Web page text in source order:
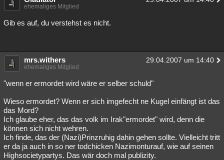
ehemaliges Mitglied
Gib es auf, du verstehst es nicht.
mrs.withers 29.04.2007 um 14:40
ehemaliges Mitglied
"wenn er ermordet wird wäre er selber schuld"
Wieso ermordet? Wenn er sich imgefecht ne Kugel einfängt ist das
das Mord?
Ich glaube eher, das das volk im Irak"ermordet" wird, denn die
können sich nicht wehren.
Ich finde, das der (Nazi)Prinzruhig dahin gehen sollte. Vielleicht tritt
er da ja auch in so ner todchicken Nazimonturauf, wie auf seinen
Highsocietypartys. Das wär doch mal publizity.